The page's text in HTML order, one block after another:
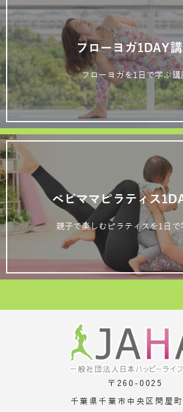
フローヨガ1DAY
フローヨガを1日で学ぶ講
ベビママピラティス
親子で楽しむピラティスを1日で
〒260-0025
千葉県千葉市中央区問屋